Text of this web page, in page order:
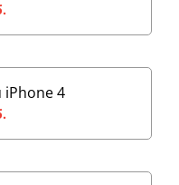
iPhone 4